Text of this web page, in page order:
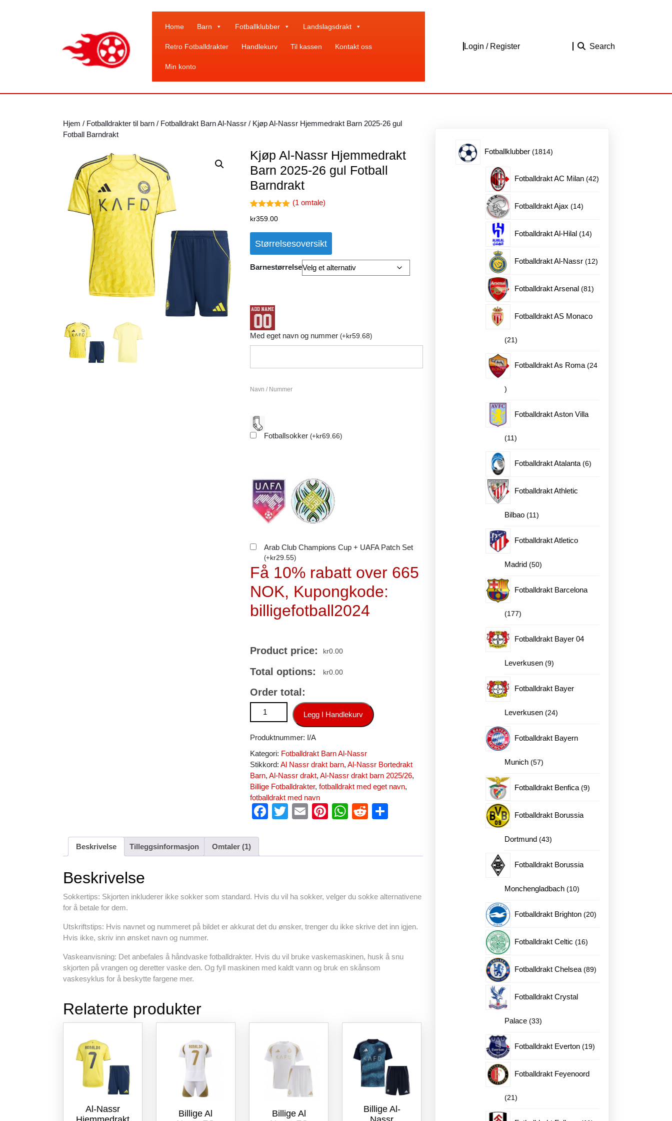
Home Barn Fotballklubber Landslagsdrakt
Retro Fotballdrakter Handlekurv Til kassen Kontakt oss
Min konto
Login / RegisterLogin
Search
Hjem / Fotballdrakter til barn / Fotballdrakt Barn Al-Nassr / Kjøp Al-Nassr Hjemmedrakt Barn 2025-26 gul
Fotball Barndrakt
Kjøp Al-Nassr Hjemmedrakt
Barn 2025-26 gul Fotball
Barndrakt
5.00av 5
ing
(1 omtale)
kr359.00
Størrelsesoversikt
Barnestørrelse
Med eget navn og nummer(+kr59.68)
Navn / Nummer
Fotballsokker(+kr69.66)
Arab Club Champions Cup + UAFA Patch Set
(+kr29.55)
Få 10% rabatt over 665
NOK, Kupongkode:
billigefotball2024
Product price: kr0.00
Total options: kr0.00
Order total:
Kjøp Al-Nassr Hjemmedrakt Barn 2025-26 gul Fotball Barndrakt antall
Legg I Handlekurv
Produktnummer: I/A
Kategori: Fotballdrakt Barn Al-Nassr
Stikkord:Al Nassr drakt barn,Al-Nassr Bortedrakt
Barn,Al-Nassr drakt,Al-Nassr drakt barn 2025/26,
Billige Fotballdrakter,fotballdrakt med eget navn,
fotballdrakt med navn
F
e
o
k
T
er
E
Pi
e
W
s
p
R
di e
Beskrivelse Tilleggsinformasjon Omtaler (1)
Beskrivelse
Sokkertips: Skjorten inkluderer ikke sokker som standard. Hvis du vil ha sokker, velger du sokke alternativene
for å betale for dem.
Utskriftstips: Hvis navnet og nummeret på bildet er akkurat det du ønsker, trenger du ikke skrive det inn igjen.
Hvis ikke, skriv inn ønsket navn og nummer.
Vaskeanvisning: Det anbefales å håndvaske fotballdrakter. Hvis du vil bruke vaskemaskinen, husk å snu
skjorten på vrangen og deretter vaske den. Og fyll maskinen med kaldt vann og bruk en skånsom
vaskesyklus for å beskytte fargene mer.
Relaterte produkter
Al-Nassr
Billige Al
Billige Al
Billige Al-
Fotballklubber 18141814
Fotballdrakt AC Milan 4242
Fotballdrakt Ajax 1414
Fotballdrakt Al-Hilal 1414
Fotballdrakt Al-Nassr 1212
Fotballdrakt Arsenal 8181
Fotballdrakt AS Monaco
2121
produkter
Fotballdrakt As Roma 24
24
produkter
Fotballdrakt Aston Villa
1111
produkter
Fotballdrakt Atalanta 66
Fotballdrakt Athletic
Bilbao 1111
Fotballdrakt Atletico
Madrid 5050
Fotballdrakt Barcelona
177177
produkter
Fotballdrakt Bayer 04
Leverkusen 99
Fotballdrakt Bayer
Leverkusen 2424
Fotballdrakt Bayern
Munich 5757
Fotballdrakt Benfica 99
Fotballdrakt Borussia
Dortmund 4343
Fotballdrakt Borussia
Monchengladbach 1010
Fotballdrakt Brighton 2020
Fotballdrakt Celtic 1616
Fotballdrakt Chelsea 8989
Fotballdrakt Crystal
Palace 3333
Fotballdrakt Everton 1919
Fotballdrakt Feyenoord
2121
produkter